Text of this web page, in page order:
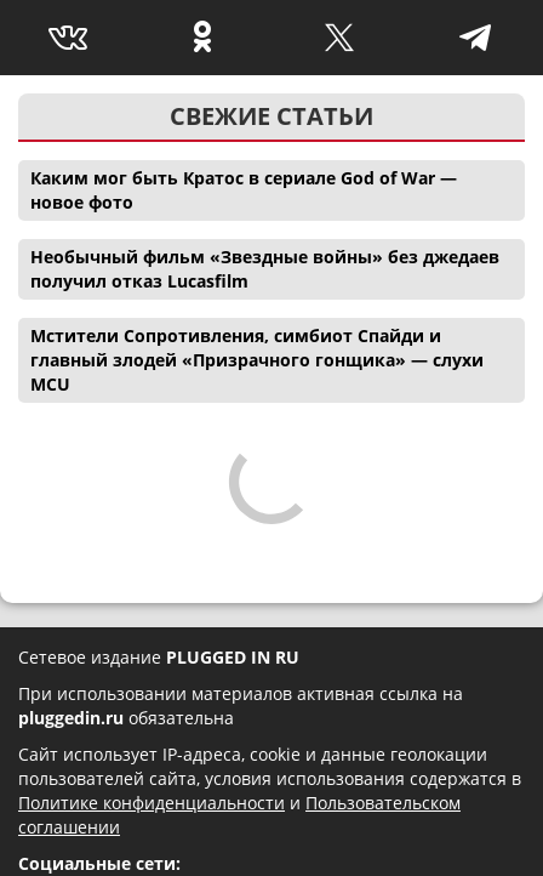
СВЕЖИЕ СТАТЬИ
Каким мог быть Кратос в сериале God of War —
новое фото
Необычный фильм «Звездные войны» без джедаев
получил отказ Lucasfilm
Мстители Сопротивления, симбиот Спайди и
главный злодей «Призрачного гонщика» — слухи
MCU
Сетевое издание PLUGGED IN RU
При использовании материалов активная ссылка на
pluggedin.ru обязательна
Сайт использует IP-адреса, cookie и данные геолокации
пользователей сайта, условия использования содержатся в
Политике конфиденциальности и Пользовательском
соглашении
Социальные сети: